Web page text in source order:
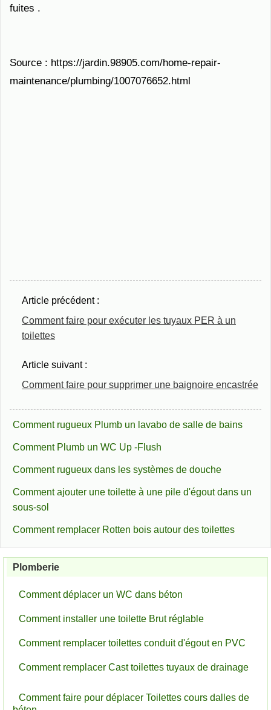
fuites .
Source : https://jardin.98905.com/home-repair-
maintenance/plumbing/1007076652.html
Article précédent :
Comment faire pour exécuter les tuyaux PER à un
toilettes
Article suivant :
Comment faire pour supprimer une baignoire encastrée
Comment rugueux Plumb un lavabo de salle de bains
Comment Plumb un WC Up -Flush
Comment rugueux dans les systèmes de douche
Comment ajouter une toilette à une pile d'égout dans un
sous-sol
Comment remplacer Rotten bois autour des toilettes
Plomberie
Comment déplacer un WC dans béton
Comment installer une toilette Brut réglable
Comment remplacer toilettes conduit d'égout en PVC
Comment remplacer Cast toilettes tuyaux de drainage
Comment faire pour déplacer Toilettes cours dalles de